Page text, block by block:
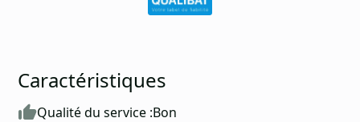
Caractéristiques
Qualité du service :Bon